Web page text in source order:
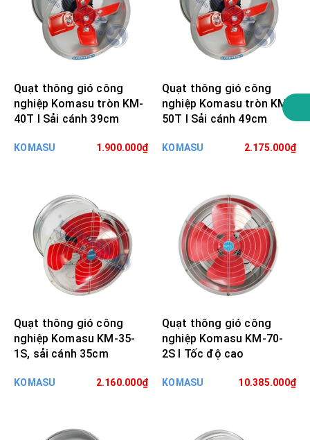
Quạt thông gió công
nghiệp Komasu tròn KM-
40T I Sải cánh 39cm
KOMASU 1.900.000₫
Quạt thông gió công
nghiệp Komasu tròn KM-
50T I Sải cánh 49cm
KOMASU 2.175.000₫
Quạt thông gió công
nghiệp Komasu KM-35-
1S, sải cánh 35cm
KOMASU 2.160.000₫
Quạt thông gió công
nghiệp Komasu KM-70-
2S I Tốc độ cao
KOMASU 10.385.000₫